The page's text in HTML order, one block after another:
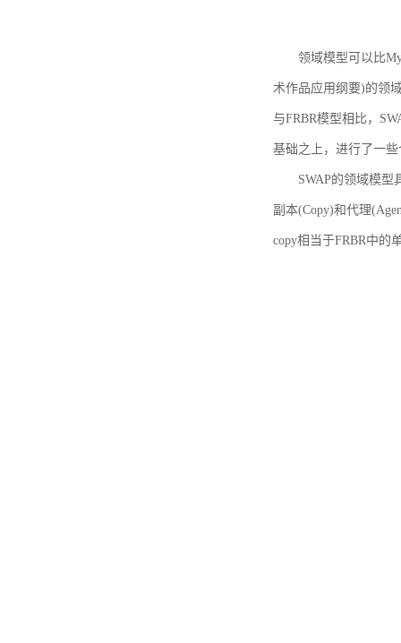
领域模型可以比
术作品应用纲要)的领
与FRBR模型相比，
基础之上，进行了一
SWAP的领域模型
副本(Copy)和代理
copy相当于FRBR中的